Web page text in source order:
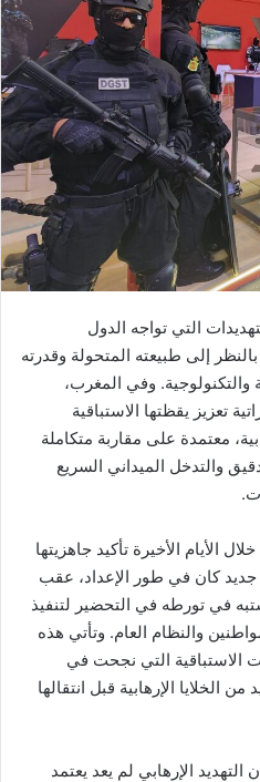
التي تواجه الدول
إلى طبيعته المتحولة وقدرته
والتكنولوجية. وفي المغرب،
تعزيز يقظتها الاستباقية
معتمدة على مقاربة متكاملة
والتدخل الميداني السريع
الأيام الأخيرة تأكيد جاهزيتها
جديد كان في طور الإعداد، عقب
في تورطه في التحضير لتنفيذ
والنظام العام. وتأتي هذه
الاستباقية التي نجحت في
الخلايا الإرهابية قبل انتقالها
الإرهابي لم يعد يعتمد